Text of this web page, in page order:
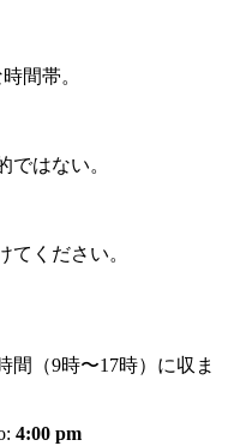
間帯。
ではない。
てください。
間（9時〜17時）に収ま
: 4:00 pm